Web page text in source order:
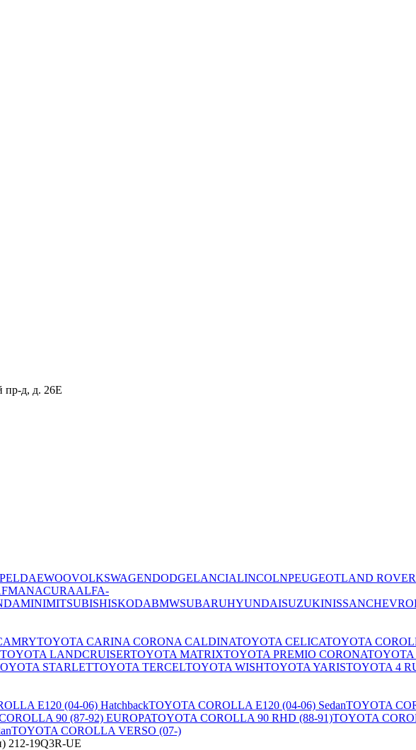
пр-д, д. 26Е
DAEWOOVOLKSWAGENDODGELANCIALINCOLNPEUGEOTLAND ROVER
MANACURAALFA-
MINIMITSUBISHISKODABMWSUBARUHYUNDAISUZUKINISSAN
TOYOTA CARINA CORONA CALDINATOYOTA CELICATOYOTA
TOYOTA LANDCRUISERTOYOTA MATRIXTOYOTA PREMIO CORONATOYOTA
STARLETTOYOTA TERCELTOYOTA WISHTOYOTA YARISTOYOTA 4
E120 (04-06) HatchbackTOYOTA COROLLA E120 (04-06) SedanTOYOTA
90 (87-92) EUROPATOYOTA COROLLA 90 RHD (88-91)TOYOTA
TOYOTA COROLLA VERSO (07-)
212-19Q3R-UE